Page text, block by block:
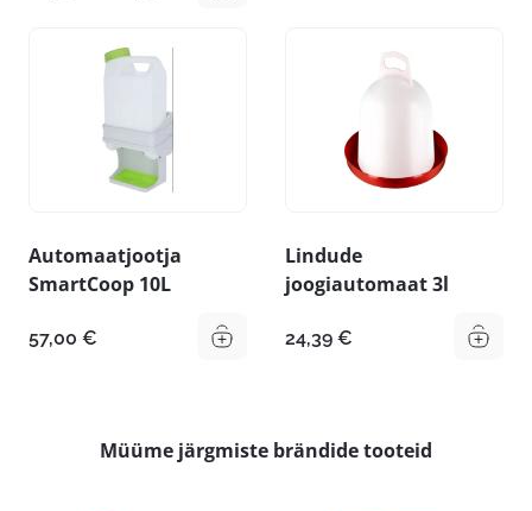
Automaatjootja
SmartCoop 10L
57,00 €
Lindude
joogiautomaat 3l
24,39 €
Müüme järgmiste brändide tooteid